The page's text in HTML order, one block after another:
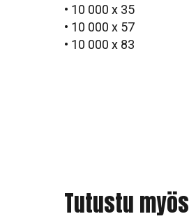
• 10 000 x 35
• 10 000 x 57
• 10 000 x 83
Tutustu myös